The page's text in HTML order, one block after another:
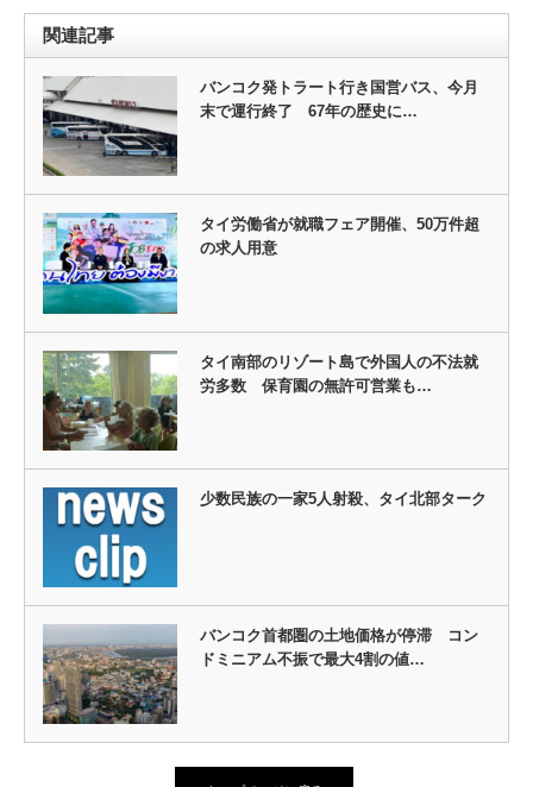
関連記事
バンコク発トラート行き国営バス、今月
末で運行終了 67年の歴史に…
タイ労働省が就職フェア開催、50万件超
の求人用意
タイ南部のリゾート島で外国人の不法就
労多数 保育園の無許可営業も…
少数民族の一家5人射殺、タイ北部ターク
バンコク首都圏の土地価格が停滞 コン
ドミニアム不振で最大4割の値…